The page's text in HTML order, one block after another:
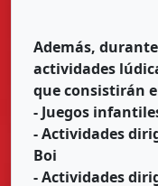
Además,
actividades
que consistirán
- Juegos
- Actividades
Boi
- Actividades